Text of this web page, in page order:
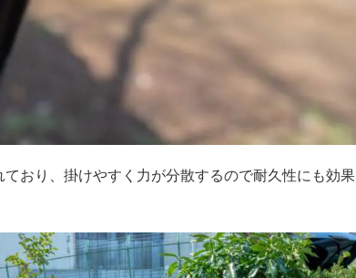
おり、掛けやすく力が分散するので耐久性にも効果